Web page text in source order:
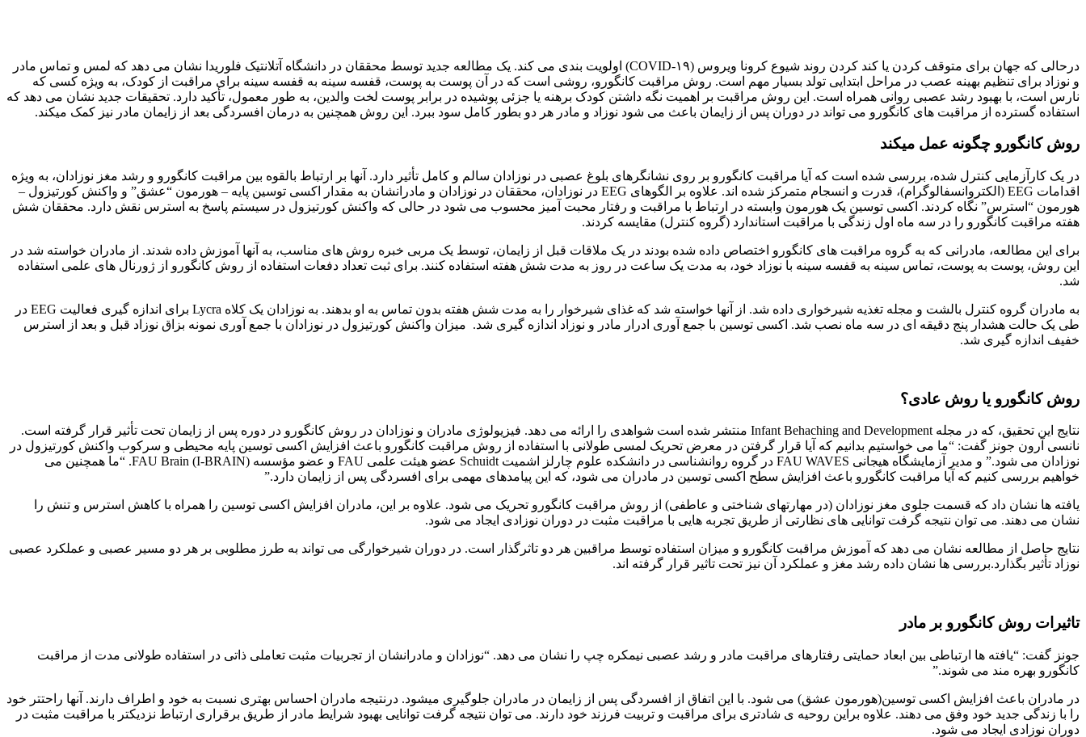
درحالی که جهان برای متوقف کردن یا کند کردن روند شیوع کرونا ویروس (COVID-۱۹) اولویت بندی می کند. یک مطالعه جدید توسط محققان در دانشگاه آتلانتیک فلوریدا نشان می دهد که لمس و تماس مادر
و نوزاد برای تنظیم بهینه عصب در مراحل ابتدایی تولد بسیار مهم است. روش مراقبت کانگورو، روشی است که در آن پوست به پوست، قفسه سینه به قفسه سینه برای مراقبت از کودک، به ویژه کسی که
نارس است، با بهبود رشد عصبی روانی همراه است. این روش مراقبت بر اهمیت نگه داشتن کودک برهنه یا جزئی پوشیده در برابر پوست لخت والدین، به طور معمول، تأکید دارد. تحقیقات جدید نشان می دهد که
استفاده گسترده از مراقبت های کانگورو می تواند در دوران پس از زایمان باعث می شود نوزاد و مادر هر دو بطور کامل سود ببرد. این روش همچنین به درمان افسردگی بعد از زایمان مادر نیز کمک میکند.
روش کانگورو چگونه عمل میکند
در یک کارآزمایی کنترل شده، بررسی شده است که آیا مراقبت کانگورو بر روی نشانگرهای بلوغ عصبی در نوزادان سالم و کامل تأثیر دارد. آنها بر ارتباط بالقوه بین مراقبت کانگورو و رشد مغز نوزادان، به ویژه
اقدامات EEG (الکتروانسفالوگرام)، قدرت و انسجام متمرکز شده اند. علاوه بر الگوهای EEG در نوزادان، محققان در نوزادان و مادرانشان به مقدار اکسی توسین پایه – هورمون “عشق” و واکنش کورتیزول –
هورمون “استرس” نگاه کردند. اکسی توسین یک هورمون وابسته در ارتباط با مراقبت و رفتار محبت آمیز محسوب می شود در حالی که واکنش کورتیزول در سیستم پاسخ به استرس نقش دارد. محققان شش
هفته مراقبت کانگورو را در سه ماه اول زندگی با مراقبت استاندارد (گروه کنترل) مقایسه کردند.
برای این مطالعه، مادرانی که به گروه مراقبت های کانگورو اختصاص داده شده بودند در یک ملاقات قبل از زایمان، توسط یک مربی خبره روش های مناسب، به آنها آموزش داده شدند. از مادران خواسته شد در
این روش، پوست به پوست، تماس سینه به قفسه سینه با نوزاد خود، به مدت یک ساعت در روز به مدت شش هفته استفاده کنند. برای ثبت تعداد دفعات استفاده از روش کانگورو از ژورنال های علمی استفاده
شد.
به مادران گروه کنترل بالشت و مجله تغذیه شیرخواری داده شد. از آنها خواسته شد که غذای شیرخوار را به مدت شش هفته بدون تماس به او بدهند. به نوزادان یک کلاه Lycra برای اندازه گیری فعالیت EEG در
طی یک حالت هشدار پنج دقیقه ای در سه ماه نصب شد. اکسی توسین با جمع آوری ادرار مادر و نوزاد اندازه گیری شد. میزان واکنش کورتیزول در نوزادان با جمع آوری نمونه بزاق نوزاد قبل و بعد از استرس
خفیف اندازه گیری شد.
روش کانگورو یا روش عادی؟
نتایج این تحقیق، که در مجله Infant Behaching and Development منتشر شده است شواهدی را ارائه می دهد. فیزیولوژی مادران و نوزادان در روش کانگورو در دوره پس از زایمان تحت تأثیر قرار گرفته است.
نانسی آرون جونز گفت: “ما می خواستیم بدانیم که آیا قرار گرفتن در معرض تحریک لمسی طولانی با استفاده از روش مراقبت کانگورو باعث افزایش اکسی توسین پایه محیطی و سرکوب واکنش کورتیزول در
نوزادان می شود.” و مدیر آزمایشگاه هیجانی FAU WAVES در گروه روانشناسی در دانشکده علوم چارلز اشمیت Schuidt عضو هیئت علمی FAU و عضو مؤسسه FAU Brain (I-BRAIN). “ما همچنین می
خواهیم بررسی کنیم که آیا مراقبت کانگورو باعث افزایش سطح اکسی توسین در مادران می شود، که این پیامدهای مهمی برای افسردگی پس از زایمان دارد.”
یافته ها نشان داد که قسمت جلوی مغز نوزادان (در مهارتهای شناختی و عاطفی) از روش مراقبت کانگورو تحریک می شود. علاوه بر این، مادران افزایش اکسی توسین را همراه با کاهش استرس و تنش را
نشان می دهند. می توان نتیجه گرفت توانایی های نظارتی از طریق تجربه هایی با مراقبت مثبت در دوران نوزادی ایجاد می شود.
نتایج حاصل از مطالعه نشان می دهد که آموزش مراقبت کانگورو و میزان استفاده توسط مراقبین هر دو تاثرگذار است. در دوران شیرخوارگی می تواند به طرز مطلوبی بر هر دو مسیر عصبی و عملکرد عصبی
نوزاد تأثیر بگذارد.بررسی ها نشان داده رشد مغز و عملکرد آن نیز تحت تاثیر قرار گرفته اند.
تاثیرات روش کانگورو بر مادر
جونز گفت: “یافته ها ارتباطی بین ابعاد حمایتی رفتارهای مراقبت مادر و رشد عصبی نیمکره چپ را نشان می دهد. “نوزادان و مادرانشان از تجربیات مثبت تعاملی ذاتی در استفاده طولانی مدت از مراقبت
کانگورو بهره مند می شوند.”
در مادران باعث افزایش اکسی توسین(هورمون عشق) می شود. با این اتفاق از افسردگی پس از زایمان در مادران جلوگیری میشود. درنتیجه مادران احساس بهتری نسبت به خود و اطراف دارند. آنها راحتتر خود
را با زندگی جدید خود وفق می دهند. علاوه براین روحیه ی شادتری برای مراقبت و تربیت فرزند خود دارند. می توان نتیجه گرفت توانایی بهبود شرایط مادر از طریق برقراری ارتباط نزدیکتر با مراقبت مثبت در
دوران نوزادی ایجاد می شود.